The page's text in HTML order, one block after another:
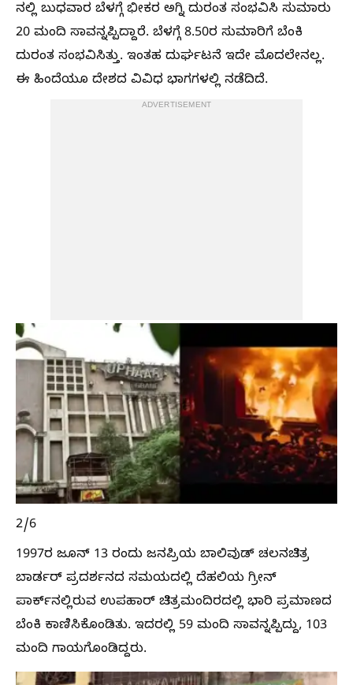
ನಲ್ಲಿ ಬುಧವಾರ ಬೆಳಗ್ಗೆ ಭೀಕರ ಅಗ್ನಿ ದುರಂತ ಸಂಭವಿಸಿ ಸುಮಾರು
20 ಮಂದಿ ಸಾವನ್ನಪ್ಪಿದ್ದಾರೆ. ಬೆಳಗ್ಗೆ 8.50ರ ಸುಮಾರಿಗೆ ಬೆಂಕಿ
ದುರಂತ ಸಂಭವಿಸಿತ್ತು. ಇಂತಹ ದುರ್ಘಟನೆ ಇದೇ ಮೊದಲೇನಲ್ಲ.
ಈ ಹಿಂದೆಯೂ ದೇಶದ ವಿವಿಧ ಭಾಗಗಳಲ್ಲಿ ನಡೆದಿದೆ.
ADVERTISEMENT
2/6
1997ರ ಜೂನ್ 13 ರಂದು ಜನಪ್ರಿಯ ಬಾಲಿವುಡ್ ಚಲನಚಿತ್ರ
ಬಾರ್ಡರ್ ಪ್ರದರ್ಶನದ ಸಮಯದಲ್ಲಿ ದೆಹಲಿಯ ಗ್ರೀನ್
ಪಾರ್ಕ್‌ನಲ್ಲಿರುವ ಉಪಹಾರ್ ಚಿತ್ರಮಂದಿರದಲ್ಲಿ ಭಾರಿ ಪ್ರಮಾಣದ
ಬೆಂಕಿ ಕಾಣಿಸಿಕೊಂಡಿತು. ಇದರಲ್ಲಿ 59 ಮಂದಿ ಸಾವನ್ನಪ್ಪಿದ್ದು, 103
ಮಂದಿ ಗಾಯಗೊಂಡಿದ್ದರು.